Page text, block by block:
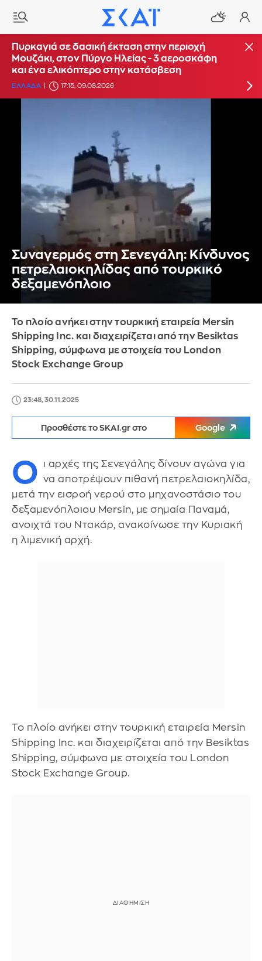
Οριοθετήθηκε η πυρκαγιά στο Κορωπί
ΕΛΛΑΔΑ 16:14, 09.08.2026 UPDATE: 17:16
Πυρκαγιά σε δασική έκταση στην περιοχή
Μουζάκι, στον Πύργο Ηλείας - 3 αεροσκάφη
και ένα ελικόπτερο στην κατάσβεση
ΕΛΛΑΔΑ 17:15, 09.08.2026
Συναγερμός στη Σενεγάλη: Κίνδυνος
πετρελαιοκηλίδας από τουρκικό
δεξαμενόπλοιο
Το πλοίο ανήκει στην τουρκική εταιρεία Mersin
Shipping Inc. και διαχειρίζεται από την Besiktas
Shipping, σύμφωνα με στοιχεία του London
Stock Exchange Group
23:48, 30.11.2025
Προσθέστε το SKAI.gr στο Google
Ο
ι αρχές της Σενεγάλης δίνουν αγώνα για
να αποτρέψουν πιθανή πετρελαιοκηλίδα,
μετά την εισροή νερού στο μηχανοστάσιο του
δεξαμενόπλοιου Mersin, με σημαία Παναμά,
ανοιχτά του Ντακάρ, ανακοίνωσε την Κυριακή
η λιμενική αρχή.
Το πλοίο ανήκει στην τουρκική εταιρεία Mersin
Shipping Inc. και διαχειρίζεται από την Besiktas
Shipping, σύμφωνα με στοιχεία του London
Stock Exchange Group.